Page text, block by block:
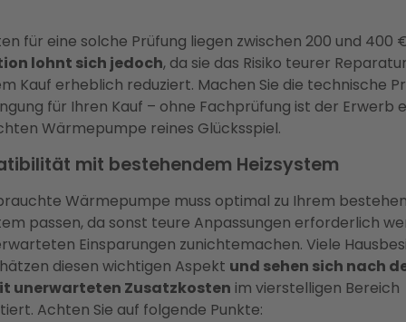
für eine solche Prüfung liegen zwischen 200 und 400
lohnt sich jedoch, da sie das Risiko teurer
Kauf erheblich reduziert. Machen Sie die technische
für Ihren Kauf – ohne Fachprüfung ist der Erwerb
Wärmepumpe reines Glücksspiel.
mit bestehendem Heizsystem
Wärmepumpe muss optimal zu Ihrem
passen, da sonst teure Anpassungen erforderlich
Einsparungen zunichtemachen. Viele
diesen wichtigen Aspekt und sehen sich nach
unerwarteten Zusatzkosten im vierstelligen Bereich
Achten Sie auf folgende Punkte: